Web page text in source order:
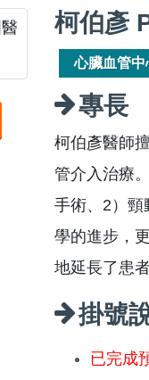
柯伯彥
心臟血管中
專長
柯伯彥醫師
管介入治療
手術、2）頸
學的進步，
地延長了患
掛號
已完成